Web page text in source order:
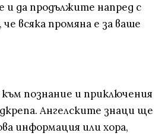
и да продължите напред с
всяка промяна е за ваше
познание и приключения
Ангелските знаци ще
информация или хора,